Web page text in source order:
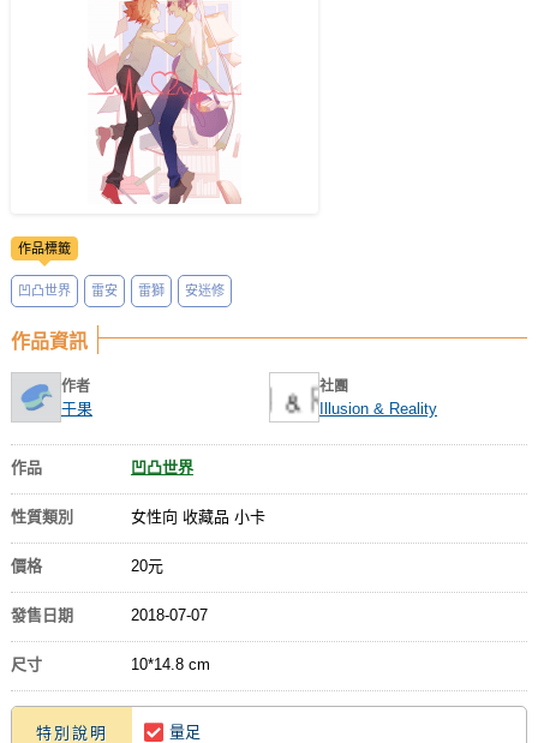
會員中心
註冊會員
登入
作品標籤
凹凸世界 雷安 雷獅 安迷修
作品資訊
作者
于果
社團
Illusion & Reality
作品 凹凸世界
性質類別 女性向 收藏品 小卡
價格 20元
發售日期 2018-07-07
尺寸 10*14.8 cm
特別說明 量足